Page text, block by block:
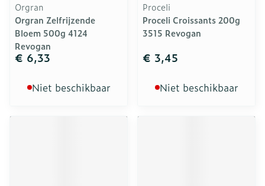
Orgran
Orgran Zelfrijzende
Bloem 500g 4124
Revogan
€ 6,33
Niet beschikbaar
Proceli
Proceli Croissants 200g
3515 Revogan
€ 3,45
Niet beschikbaar